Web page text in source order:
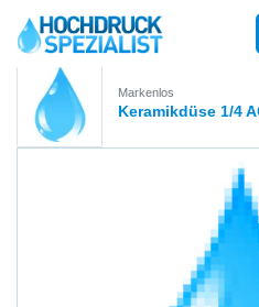
Markenlos
Keramikdüse 1/4